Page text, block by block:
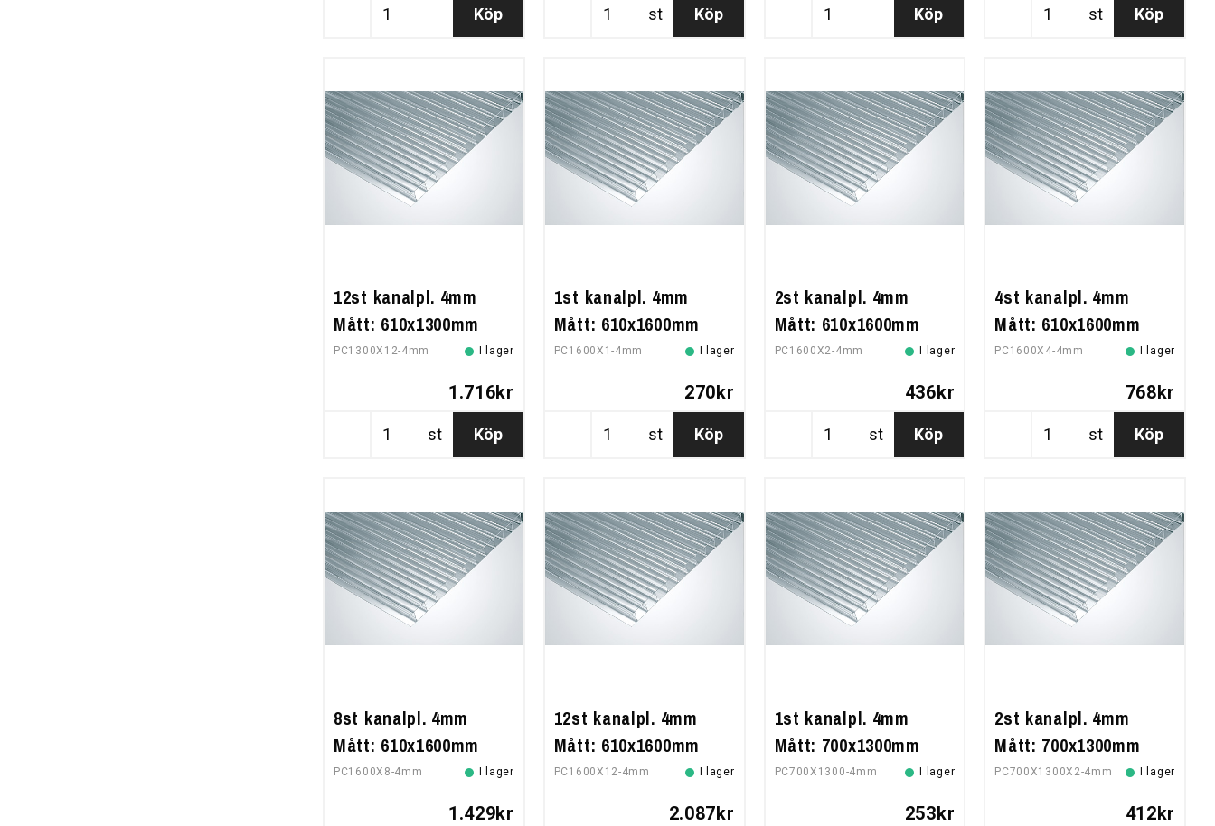
Köp st Köp Köp st Köp
12st kanalpl. 4mm
Mått: 610x1300mm
PC1300X12-4mm I lager
1.716kr
st Köp
1st kanalpl. 4mm
Mått: 610x1600mm
PC1600X1-4mm I lager
270kr
st Köp
2st kanalpl. 4mm
Mått: 610x1600mm
PC1600X2-4mm I lager
436kr
st Köp
4st kanalpl. 4mm
Mått: 610x1600mm
PC1600X4-4mm I lager
768kr
st Köp
8st kanalpl. 4mm
Mått: 610x1600mm
PC1600X8-4mm I lager
1.429kr
12st kanalpl. 4mm
Mått: 610x1600mm
PC1600X12-4mm I lager
2.087kr
1st kanalpl. 4mm
Mått: 700x1300mm
PC700X1300-4mm I lager
253kr
2st kanalpl. 4mm
Mått: 700x1300mm
PC700X1300X2-4mm I lager
412kr